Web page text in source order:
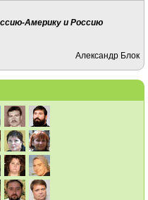
Америку и Россию
Александр Блок